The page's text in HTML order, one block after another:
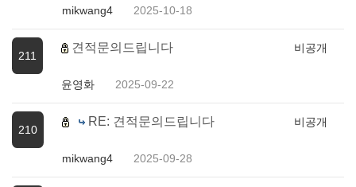
mikwang4 2025-10-18
211
견적문의드립니다
윤영화 2025-09-22
비공개
210
RE: 견적문의드립니다
mikwang4 2025-09-28
비공개